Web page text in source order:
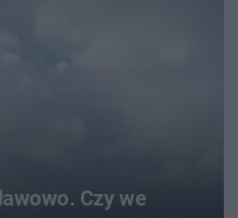
Czy we